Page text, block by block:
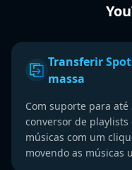
Transferir
massa
Com suporte para
conversor de
músicas com um
movendo as músicas